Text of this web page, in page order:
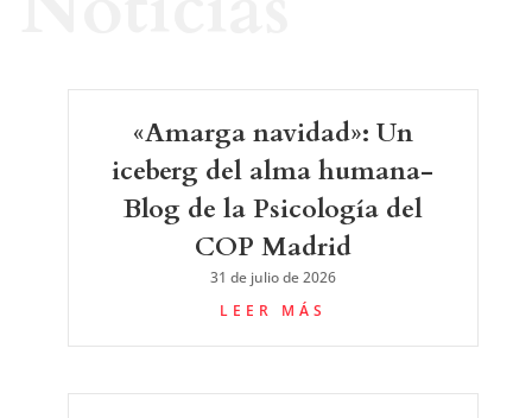
«Amarga navidad»: Un
iceberg del alma humana-
Blog de la Psicología del
COP Madrid
31 de julio de 2026
LEER MÁS